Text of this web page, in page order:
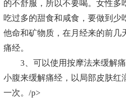
的不舒服，所以不要喝。女性多
吃过多的甜食和咸食，要做到少
他命和矿物质，在月经来的前几
痛经。
3、可以使用按摩法来缓解痛
小腹来缓解痛经，以局部皮肤红
一次。/p>